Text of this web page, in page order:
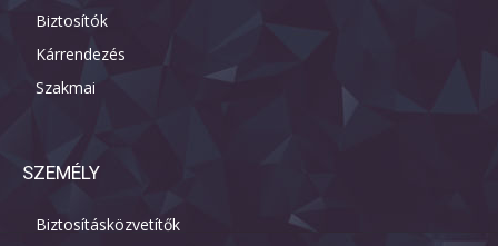
Biztosítók
Kárrendezés
Szakmai
SZEMÉLY
Biztosításközvetítők